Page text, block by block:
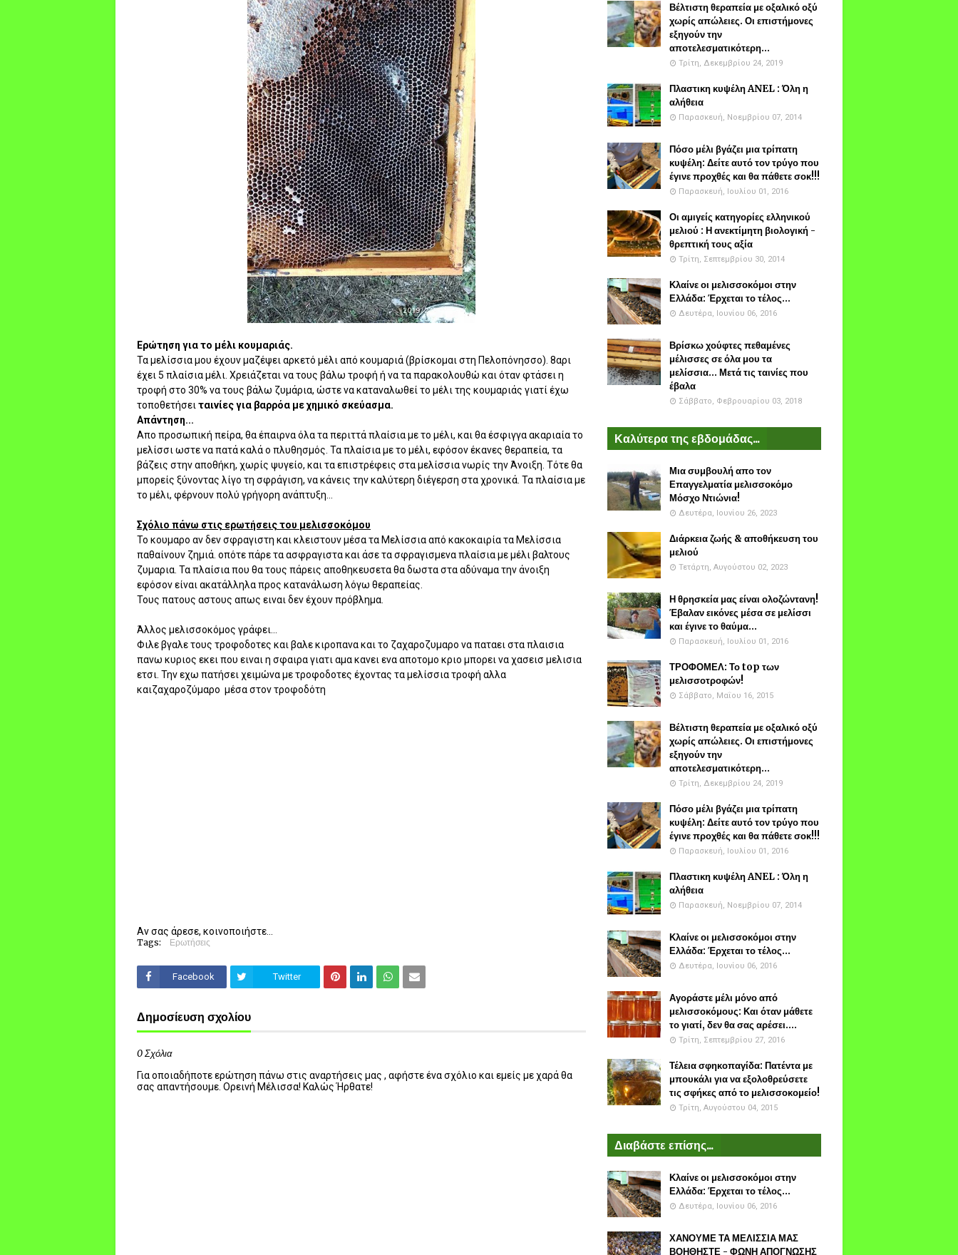
Ερώτηση για το μέλι κουμαριάς.
Τα μελίσσια μου έχουν μαζέψει αρκετό μέλι από κουμαριά (βρίσκομαι στη Πελοπόνησσο). 8αρι
έχει 5 πλαίσια μέλι. Χρειάζεται να τους βάλω τροφή ή να τα παρακολουθώ και όταν φτάσει η
τροφή στο 30% να τους βάλω ζυμάρια, ώστε να καταναλωθεί το μέλι της κουμαριάς γιατί έχω
τοποθετήσει ταινίες για βαρρόα με χημικό σκεύασμα.
Απάντηση...
Απο προσωπική πείρα, θα έπαιρνα όλα τα περιττά πλαίσια με το μέλι, και θα έσφιγγα ακαριαία το
μελίσσι ωστε να πατά καλά ο πλυθησμός. Τα πλαίσια με το μέλι, εφόσον έκανες θεραπεία, τα
βάζεις στην αποθήκη, χωρίς ψυγείο, και τα επιστρέφεις στα μελίσσια νωρίς την Άνοιξη. Τότε θα
μπορείς ξύνοντας λίγο τη σφράγιση, να κάνεις την καλύτερη διέγερση στα χρονικά. Τα πλαίσια με
το μέλι, φέρνουν πολύ γρήγορη ανάπτυξη...
Σχόλιο πάνω στις ερωτήσεις του μελισσοκόμου
Το κουμαρο αν δεν σφραγιστη και κλειστουν μέσα τα Μελίσσια από κακοκαιρία τα Μελίσσια
παθαίνουν ζημιά. οπότε πάρε τα ασφραγιστα και άσε τα σφραγισμενα πλαίσια με μέλι βαλτους
ζυμαρια. Τα πλαίσια που θα τους πάρεις αποθηκευσετα θα δωστα στα αδύναμα την άνοιξη
εφόσον είναι ακατάλληλα προς κατανάλωση λόγω θεραπείας.
Τους πατους αστους απως ειναι δεν έχουν πρόβλημα.
Άλλος μελισσοκόμος γράφει...
Φιλε βγαλε τους τροφοδοτες και βαλε κιροπανα και το ζαχαροζυμαρο να παταει στα πλαισια
πανω κυριος εκει που ειναι η σφαιρα γιατι αμα κανει ενα αποτομο κριο μπορει να χασεισ μελισια
ετσι. Την εχω πατήσει χειμώνα με τροφοδοτες έχοντας τα μελίσσια τροφή αλλα
καιζαχαροζύμαρο μέσα στον τροφοδότη
Αν σας άρεσε, κοινοποιήστε...
Tags: Ερωτήσεις
Facebook Twitter
Δημοσίευση σχολίου
0 Σχόλια
Για οποιαδήποτε ερώτηση πάνω στις αναρτήσεις μας , αφήστε ένα σχόλιο και εμείς με χαρά θα
σας απαντήσουμε. Ορεινή Μέλισσα! Καλώς Ήρθατε!
Βέλτιστη θεραπεία με οξαλικό οξύ
χωρίς απώλειες. Οι επιστήμονες
εξηγούν την
αποτελεσματικότερη...
Τρίτη, Δεκεμβρίου 24, 2019
Πλαστικη κυψέλη ANEL : Όλη η
αλήθεια
Παρασκευή, Νοεμβρίου 07, 2014
Πόσο μέλι βγάζει μια τρίπατη
κυψέλη: Δείτε αυτό τον τρύγο που
έγινε προχθές και θα πάθετε σοκ!!!
Παρασκευή, Ιουλίου 01, 2016
Οι αμιγείς κατηγορίες ελληνικού
μελιού : Η ανεκτίμητη βιολογική -
θρεπτική τους αξία
Τρίτη, Σεπτεμβρίου 30, 2014
Κλαίνε οι μελισσοκόμοι στην
Ελλάδα: Έρχεται το τέλος...
Δευτέρα, Ιουνίου 06, 2016
Βρίσκω χούφτες πεθαμένες
μέλισσες σε όλα μου τα
μελίσσια... Μετά τις ταινίες που
έβαλα
Σάββατο, Φεβρουαρίου 03, 2018
Καλύτερα της εβδομάδας...
Μια συμβουλή απο τον
Επαγγελματία μελισσοκόμο
Μόσχο Ντιώνια!
Δευτέρα, Ιουνίου 26, 2023
Διάρκεια ζωής & αποθήκευση του
μελιού
Τετάρτη, Αυγούστου 02, 2023
Η θρησκεία μας είναι ολοζώντανη!
Έβαλαν εικόνες μέσα σε μελίσσι
και έγινε το θαύμα...
Παρασκευή, Ιουλίου 01, 2016
ΤΡΟΦΟΜΕΛ: Το top των
μελισσοτροφών!
Σάββατο, Μαΐου 16, 2015
Βέλτιστη θεραπεία με οξαλικό οξύ
χωρίς απώλειες. Οι επιστήμονες
εξηγούν την
αποτελεσματικότερη...
Τρίτη, Δεκεμβρίου 24, 2019
Πόσο μέλι βγάζει μια τρίπατη
κυψέλη: Δείτε αυτό τον τρύγο που
έγινε προχθές και θα πάθετε σοκ!!!
Παρασκευή, Ιουλίου 01, 2016
Πλαστικη κυψέλη ANEL : Όλη η
αλήθεια
Παρασκευή, Νοεμβρίου 07, 2014
Κλαίνε οι μελισσοκόμοι στην
Ελλάδα: Έρχεται το τέλος...
Δευτέρα, Ιουνίου 06, 2016
Αγοράστε μέλι μόνο από
μελισσοκόμους: Και όταν μάθετε
το γιατί, δεν θα σας αρέσει....
Τρίτη, Σεπτεμβρίου 27, 2016
Τέλεια σφηκοπαγίδα: Πατέντα με
μπουκάλι για να εξολοθρεύσετε
τις σφήκες από το μελισσοκομείο!
Τρίτη, Αυγούστου 04, 2015
Διαβάστε επίσης...
Κλαίνε οι μελισσοκόμοι στην
Ελλάδα: Έρχεται το τέλος...
Δευτέρα, Ιουνίου 06, 2016
ΧΑΝΟΥΜΕ ΤΑ ΜΕΛΙΣΣΙΑ ΜΑΣ
ΒΟΗΘΗΣΤΕ - ΦΩΝΗ ΑΠΟΓΝΩΣΗΣ